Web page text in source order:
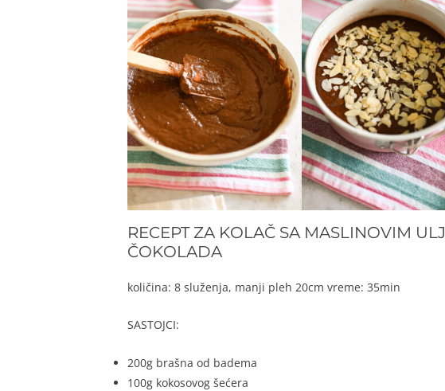
RECEPT ZA KOLAČ SA MASLINOVIM
ČOKOLADA
količina: 8 služenja, manji pleh 20cm vreme: 35min
SASTOJCI:
200g brašna od badema
100g kokosovog šećera